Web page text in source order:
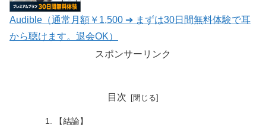
Audible（通常月額￥1,500 ➔ まずは30日間無料体験で耳
から聴けます。退会OK）
スポンサーリンク
目次
【結論】